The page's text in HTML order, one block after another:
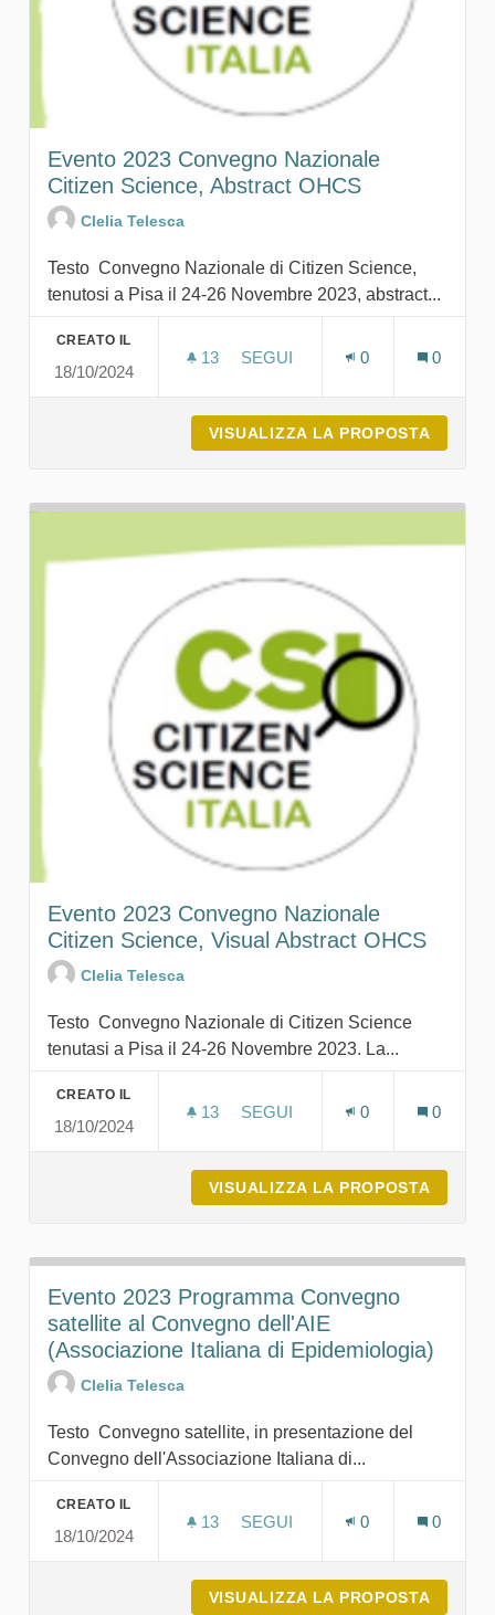
Evento 2023 Convegno Nazionale
Citizen Science, Abstract OHCS
Clelia Telesca
Testo Convegno Nazionale di Citizen Science,
tenutosi a Pisa il 24-26 Novembre 2023, abstract...
CREATO IL
18/10/2024
13 13 SOSTENITORI
SEGUI
0 0
VISUALIZZA LA PROPOSTA
Evento 2023 Convegno Nazionale
Citizen Science, Visual Abstract OHCS
Clelia Telesca
Testo Convegno Nazionale di Citizen Science
tenutasi a Pisa il 24-26 Novembre 2023. La...
CREATO IL
18/10/2024
13 13 SOSTENITORI
SEGUI
0 0
VISUALIZZA LA PROPOSTA
Evento 2023 Programma Convegno
satellite al Convegno dell'AIE
(Associazione Italiana di Epidemiologia)
Clelia Telesca
Testo Convegno satellite, in presentazione del
Convegno dell'Associazione Italiana di...
CREATO IL
18/10/2024
13 13 SOSTENITORI
SEGUI
0 0
VISUALIZZA LA PROPOSTA